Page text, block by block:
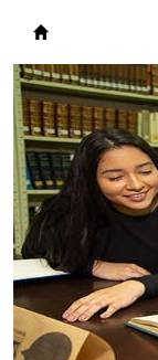
Biblioteca